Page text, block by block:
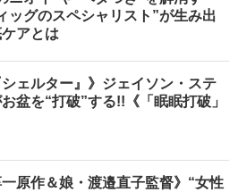
ッグのスペシャリスト”が生み出
アとは
シェルター』》ジェイソン・ステ
盆を“打破”する!!《「眠眠打破」
一原作＆娘・渡邉直子監督》“女性